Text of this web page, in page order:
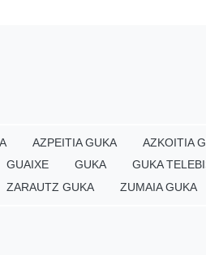
AZPEITIA GUKA AZKOITIA
GUAIXE GUKA GUKA
ZARAUTZ GUKA ZUMAIA GUKA